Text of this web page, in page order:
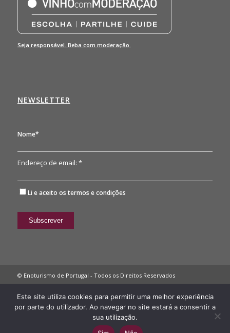
Seja responsável. Beba com moderação.
NEWSLETTER
Nome*
Endereço de email: *
Li e aceito os termos e condições
© Enoturismo de Portugal - Todos os Direitos Reservados
Política de Privacidade
Este site utiliza cookies para permitir uma melhor experiência
por parte do utilizador. Ao navegar no site estará a consentir a
sua utilização.